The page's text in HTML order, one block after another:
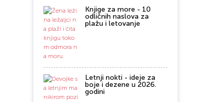
Knjige za more - 10
odličnih naslova za
plažu i letovanje
Letnji nokti - ideje za
boje i dezene u 2026.
godini